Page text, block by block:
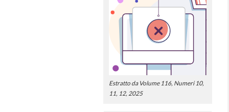
Estratto da Volume 116, Numeri 10,
11, 12, 2025